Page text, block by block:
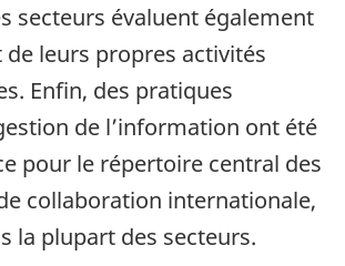
secteurs évaluent également
leurs propres activités
Enfin, des pratiques
de l’information ont été
pour le répertoire central des
collaboration internationale,
la plupart des secteurs.